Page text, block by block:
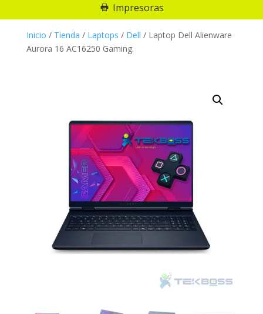
Impresoras
Inicio / Tienda / Laptops / Dell / Laptop Dell Alienware
Aurora 16 AC16250 Gaming.